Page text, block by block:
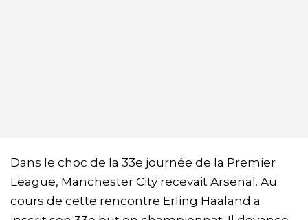
Dans le choc de la 33e journée de la Premier
League, Manchester City recevait Arsenal. Au
cours de cette rencontre Erling Haaland a